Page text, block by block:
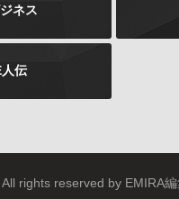
告などにより当社以外の第三
する場合がございます。この
ますのでご注意ください。
せについて
どを申し出ることができます
ネス
伝
All rights reserved by EMIRA